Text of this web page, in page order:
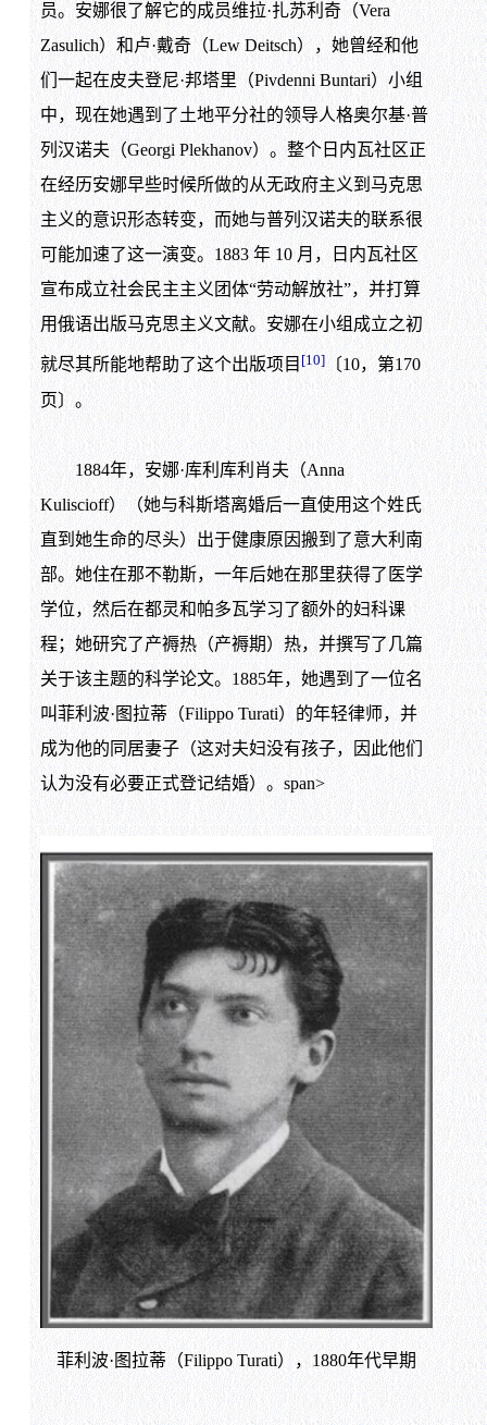
员。安娜很了解它的成员维拉·扎苏利奇（Vera
Zasulich）和卢·戴奇（Lew Deitsch），她曾经和他
们一起在皮夫登尼·邦塔里（Pivdenni Buntari）小组
中，现在她遇到了土地平分社的领导人格奥尔基·普
列汉诺夫（Georgi Plekhanov）。整个日内瓦社区正
在经历安娜早些时候所做的从无政府主义到马克思
主义的意识形态转变，而她与普列汉诺夫的联系很
可能加速了这一演变。1883 年 10 月，日内瓦社区
宣布成立社会民主主义团体“劳动解放社”，并打算
用俄语出版马克思主义文献。安娜在小组成立之初
就尽其所能地帮助了这个出版项目 [10]〔10，第170
页〕。
1884年，安娜·库利库利肖夫（Anna
Kuliscioff）（她与科斯塔离婚后一直使用这个姓氏
直到她生命的尽头）出于健康原因搬到了意大利南
部。她住在那不勒斯，一年后她在那里获得了医学
学位，然后在都灵和帕多瓦学习了额外的妇科课
程；她研究了产褥热（产褥期）热，并撰写了几篇
关于该主题的科学论文。1885年，她遇到了一位名
叫菲利波·图拉蒂（Filippo Turati）的年轻律师，并
成为他的同居妻子（这对夫妇没有孩子，因此他们
认为没有必要正式登记结婚）。span>
菲利波·图拉蒂（Filippo Turati），1880年代早期